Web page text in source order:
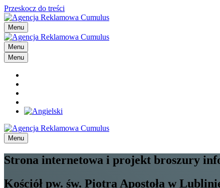
Przeskocz do treści
Menu
Menu
Menu
Menu
Strona internetowa i projekt broszury
Kościół pw. św. Piotra Apostoła w